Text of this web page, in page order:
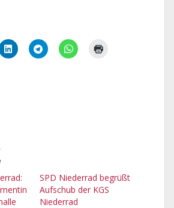
SPD Niederrad begrüßt
Aufschub der KGS
Niederrad